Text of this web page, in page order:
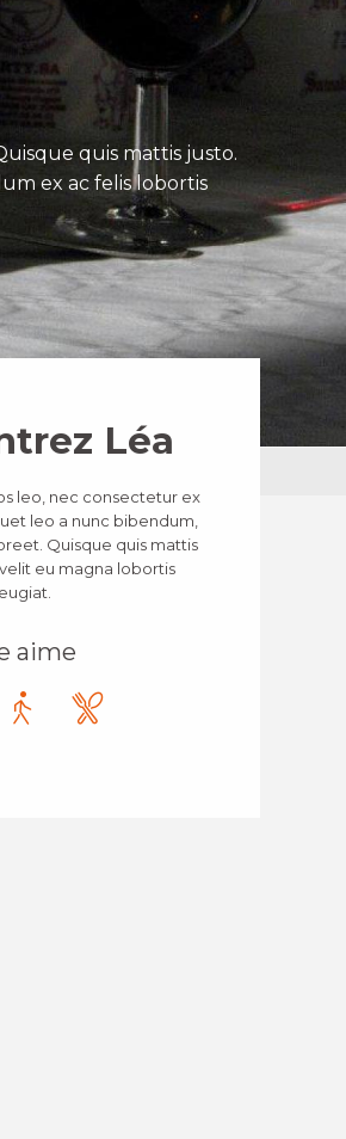
quis mattis justo.
ex ac felis lobortis
Léa
leo, nec consectetur ex
leo a nunc bibendum,
Quisque quis mattis
eu magna lobortis
aime